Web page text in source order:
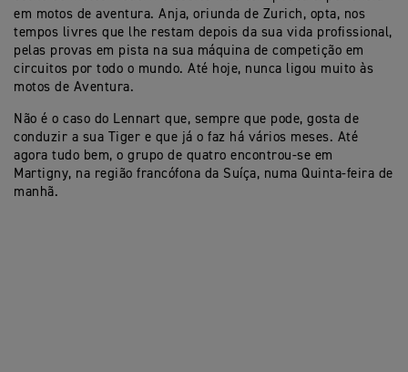
em motos de aventura. Anja, oriunda de Zurich, opta, nos
tempos livres que lhe restam depois da sua vida profissional,
pelas provas em pista na sua máquina de competição em
circuitos por todo o mundo. Até hoje, nunca ligou muito às
motos de Aventura.
Não é o caso do Lennart que, sempre que pode, gosta de
conduzir a sua Tiger e que já o faz há vários meses. Até
agora tudo bem, o grupo de quatro encontrou-se em
Martigny, na região francófona da Suíça, numa Quinta-feira de
manhã.